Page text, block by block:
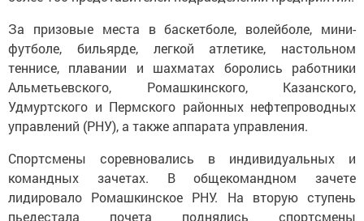
За призовые места в баскетболе, волейболе, мини-
футболе, бильярде, легкой атлетике, настольном
теннисе, плавании и шахматах боролись работники
Альметьевского, Ромашкинского, Казанского,
Удмуртского и Пермского районных нефтепроводных
управлений (РНУ), а также аппарата управления.
Спортсмены соревновались в индивидуальных и
командных зачетах. В общекомандном зачете
лидировало Ромашкинское РНУ. На вторую ступень
пьедестала почета поднялись спортсмены